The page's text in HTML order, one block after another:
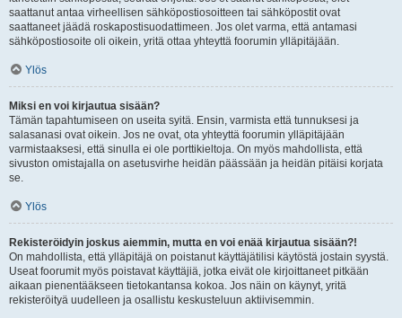
saattanut antaa virheellisen sähköpostiosoitteen tai sähköpostit ovat
saattaneet jäädä roskapostisuodattimeen. Jos olet varma, että antamasi
sähköpostiosoite oli oikein, yritä ottaa yhteyttä foorumin ylläpitäjään.
Ylös
Miksi en voi kirjautua sisään?
Tämän tapahtumiseen on useita syitä. Ensin, varmista että tunnuksesi ja
salasanasi ovat oikein. Jos ne ovat, ota yhteyttä foorumin ylläpitäjään
varmistaaksesi, että sinulla ei ole porttikieltoja. On myös mahdollista, että
sivuston omistajalla on asetusvirhe heidän päässään ja heidän pitäisi korjata
se.
Ylös
Rekisteröidyin joskus aiemmin, mutta en voi enää kirjautua sisään?!
On mahdollista, että ylläpitäjä on poistanut käyttäjätilisi käytöstä jostain syystä.
Useat foorumit myös poistavat käyttäjiä, jotka eivät ole kirjoittaneet pitkään
aikaan pienentääkseen tietokantansa kokoa. Jos näin on käynyt, yritä
rekisteröityä uudelleen ja osallistu keskusteluun aktiivisemmin.